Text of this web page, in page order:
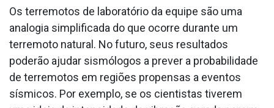
Os terremotos de laboratório da equipe são uma
analogia simplificada do que ocorre durante um
terremoto natural. No futuro, seus resultados
poderão ajudar sismólogos a prever a probabilidade
de terremotos em regiões propensas a eventos
sísmicos. Por exemplo, se os cientistas tiverem